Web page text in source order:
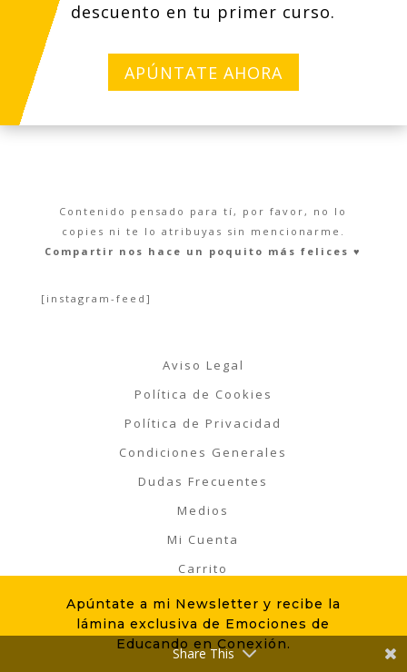
Apúntate a mi Newsletter y recibe la
lámina exclusiva de Emociones de
Educando en Conexión.
descuento en tu primer curso.
APÚNTATE AHORA
Contenido pensado para tí, por favor, no lo
copies ni te lo atribuyas sin mencionarme.
Compartir nos hace un poquito más felices ♥︎
[instagram-feed]
Aviso Legal
Política de Cookies
Política de Privacidad
Condiciones Generales
Dudas Frecuentes
Medios
Mi Cuenta
Carrito
La "TIGRI-LETTER" ¿Te apuntas?
Share This